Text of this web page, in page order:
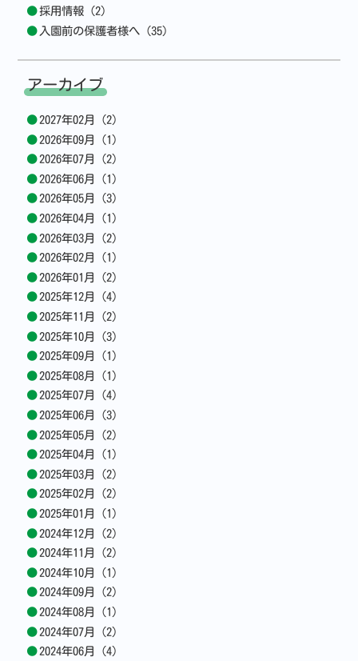
採用情報 (2)
入園前の保護者様へ (35)
アーカイブ
2027年02月 (2)
2026年09月 (1)
2026年07月 (2)
2026年06月 (1)
2026年05月 (3)
2026年04月 (1)
2026年03月 (2)
2026年02月 (1)
2026年01月 (2)
2025年12月 (4)
2025年11月 (2)
2025年10月 (3)
2025年09月 (1)
2025年08月 (1)
2025年07月 (4)
2025年06月 (3)
2025年05月 (2)
2025年04月 (1)
2025年03月 (2)
2025年02月 (2)
2025年01月 (1)
2024年12月 (2)
2024年11月 (2)
2024年10月 (1)
2024年09月 (2)
2024年08月 (1)
2024年07月 (2)
2024年06月 (4)